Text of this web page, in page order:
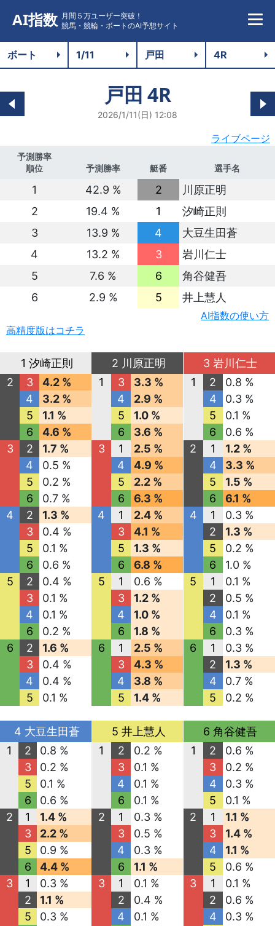
AI指数 月間５万ユーザー突破！
競馬・競輪・ボートのAI予想サイト
戸田 4R
2026/1/11(日) 12:08
ライブページ
予測勝率
順位
予測勝率 艇番 選手名
1 42.9 % 2
川原正明
2
19.4 % 1
汐崎正則
3
13.9 % 4
大豆生田蒼
4
13.2 % 3
岩川仁士
5
7.6 % 6
角谷健吾
6
2.9 % 5 井上慧人
AI指数の使い方
高精度版はコチラ
1 汐崎正則
2
3
4.2 %
4
3.2 %
5
1.1 %
6
4.6 %
3
2
1.7 %
4
0.5 %
5
0.2 %
6
0.7 %
4
2
1.3 %
3
0.4 %
5
0.1 %
6
0.6 %
5
2
0.4 %
3
0.1 %
4
0.1 %
6
0.2 %
6
2
1.6 %
3
0.4 %
4
0.4 %
5
0.1 %
2 川原正明
1
3
3.3 %
4
2.9 %
5
1.0 %
6
3.6 %
3
1
2.5 %
4
4.9 %
5
2.2 %
6
6.3 %
4
1
2.4 %
3
4.1 %
5
1.3 %
6
6.8 %
5
1
0.6 %
3
1.2 %
4
1.0 %
6
1.8 %
6
1
2.5 %
3
4.3 %
4
3.8 %
5
1.4 %
3 岩川仁士
1
2
0.8 %
4
0.3 %
5
0.1 %
6
0.6 %
2
1
1.2 %
4
3.3 %
5
1.5 %
6
6.1 %
4
1
0.3 %
2
1.3 %
5
0.2 %
6
1.0 %
5
1
0.1 %
2
0.5 %
4
0.1 %
6
0.3 %
6
1
0.3 %
2
1.3 %
4
0.7 %
5
0.2 %
4 大豆生田蒼
1
2
0.8 %
3
0.2 %
5
0.1 %
6
0.6 %
2
1
1.4 %
3
2.2 %
5
0.9 %
6
4.4 %
3
1
0.3 %
2
1.1 %
5
0.3 %
5 井上慧人
1
2
0.2 %
3
0.1 %
4
0.1 %
6
0.1 %
2
1
0.3 %
3
0.5 %
4
0.3 %
6
1.1 %
3
1
0.1 %
2
0.4 %
4
0.1 %
6 角谷健吾
1
2
0.6 %
3
0.2 %
4
0.3 %
5
0.1 %
2
1
1.1 %
3
1.4 %
4
1.1 %
5
0.6 %
3
1
0.1 %
2
0.6 %
4
0.3 %